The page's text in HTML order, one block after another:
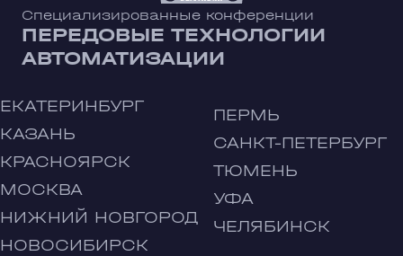
Специализированные конференции
ПЕРЕДОВЫЕ ТЕХНОЛОГИИ
АВТОМАТИЗАЦИИ
ЕКАТЕРИНБУРГ
КАЗАНЬ
КРАСНОЯРСК
МОСКВА
НИЖНИЙ НОВГОРОД
НОВОСИБИРСК
ПЕРМЬ
САНКТ-ПЕТЕРБУРГ
ТЮМЕНЬ
УФА
ЧЕЛЯБИНСК